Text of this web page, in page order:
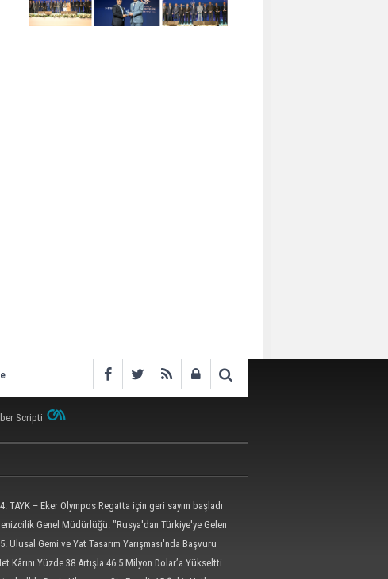
Scripti
TAYK – Eker Olympos Regatta için geri sayım başladı
Genel Müdürlüğü: "Rusya'dan Türkiye'ye Gelen
Gemisi Dron Saldırısına Uğradı"
Ulusal Gemi ve Yat Tasarım Yarışması'nda Başvuru
4 Eylül'e Uzatıldı
Kârını Yüzde 38 Artışla 46.5 Milyon Dolar’a Yükseltti